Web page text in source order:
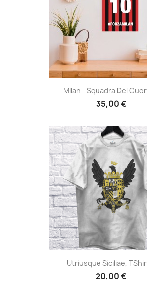
Milan - Squadra Del
35,00 €
Utriusque Siciliae,
20,00 €